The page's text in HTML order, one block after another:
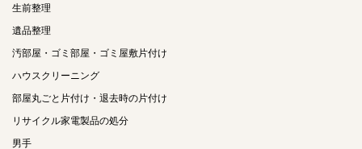
生前整理
遺品整理
汚部屋・ゴミ部屋・ゴミ屋敷片付け
ハウスクリーニング
部屋丸ごと片付け・退去時の片付け
リサイクル家電製品の処分
男手